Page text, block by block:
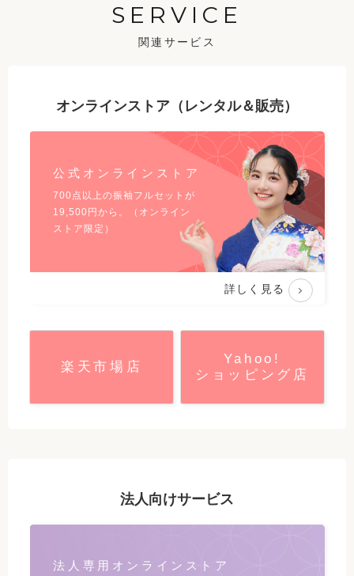
SERVICE
関連サービス
オンラインストア（レンタル＆販売）
公式オンラインストア
700点以上の振袖フルセットが
19,500 円から。（オンライン
ストア限定）
詳しく見る
楽天市場店
Yahoo!
ショッピング店
法人向けサービス
法人専用オンラインストア